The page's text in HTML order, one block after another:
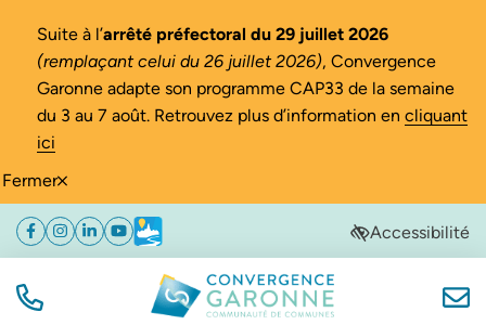
Fermer
Suite à l’arrêté préfectoral du 29 juillet 2026
(remplaçant celui du 26 juillet 2026), Convergence
Garonne adapte son programme CAP33 de la semaine
du 3 au 7 août. Retrouvez plus d’information en cliquant
ici
Aller
navigation
Aller
au
Aller
au
de
Facebook
(ouverture dans un nouvel onglet)
Instagram
(ouverture dans un nouvel onglet)
Linkedin
(ouverture dans un nouvel onglet)
YouTube
(ouverture dans un nouvel onglet)
Météo
(ouverture dans un nouvel onglet)Accessibilité
TÉL. Convergence Garonne